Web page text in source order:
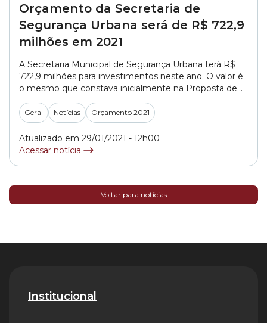
Orçamento da Secretaria de
Segurança Urbana será de R$ 722,9
milhões em 2021
A Secretaria Municipal de Segurança Urbana terá R$
722,9 milhões para investimentos neste ano. O valor é
o mesmo que constava inicialmente na Proposta de
Lei Orçamentária Anual 2021 – PL (Projeto de Lei)
643/2020 -, projeto que estima as receitas e fixava as
despesas da capital paulista para o ano e que foi
aprovado na Câmara... »
Geral Notícias Orçamento 2021
Atualizado em 29/01/2021 - 12h00
Acessar notícia
Voltar para notícias
Institucional